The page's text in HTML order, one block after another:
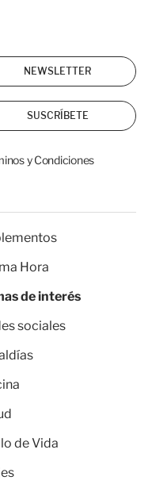
NEWSLETTER
SUSCRÍBETE
y Condiciones
Hora
de interés
sociales
de Vida